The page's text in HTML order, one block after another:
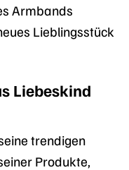
Armbands
Lieblingsstück
Liebeskind
trendigen
Produkte,